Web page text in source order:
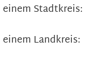
Stadtkreis:
Landkreis: